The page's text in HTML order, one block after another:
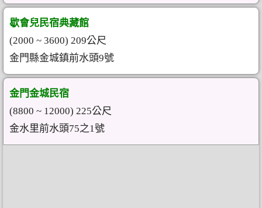
歇會兒民宿典藏館
(2000 ~ 3600) 209公尺
金門縣金城鎮前水頭9號
金門金城民宿
(8800 ~ 12000) 225公尺
金水里前水頭75之1號